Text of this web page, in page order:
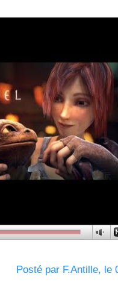
Posté par F.Antille, le